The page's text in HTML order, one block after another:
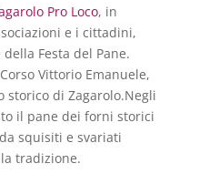
Pro Loco, in
e i cittadini,
Festa del Pane.
Vittorio Emanuele,
di Zagarolo.Negli
il pane dei forni storici
squisiti e svariati
tradizione.